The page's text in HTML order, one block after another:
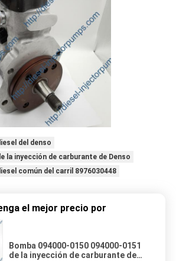
del denso
la inyección de carburante de Denso
común del carril 8976030448
el mejor precio por
Bomba 094000-0150 094000-0151
de la inyección de carburante de